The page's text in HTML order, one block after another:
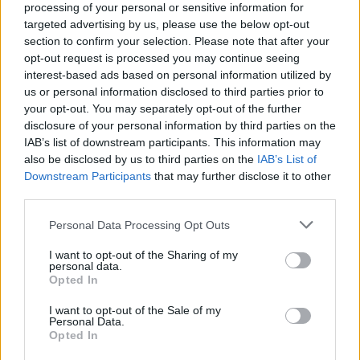
processing of your personal or sensitive information for
targeted advertising by us, please use the below opt-out
section to confirm your selection. Please note that after your
opt-out request is processed you may continue seeing
interest-based ads based on personal information utilized by
us or personal information disclosed to third parties prior to
your opt-out. You may separately opt-out of the further
disclosure of your personal information by third parties on the
IAB’s list of downstream participants. This information may
also be disclosed by us to third parties on the IAB’s List of
Downstream Participants that may further disclose it to other
Personal Data Processing Opt Outs
I want to opt-out of the Sharing of my
personal data.
Opted In
I want to opt-out of the Sale of my
Personal Data.
Opted In
fjernvarmenettet.
Vis mere
Del artikel